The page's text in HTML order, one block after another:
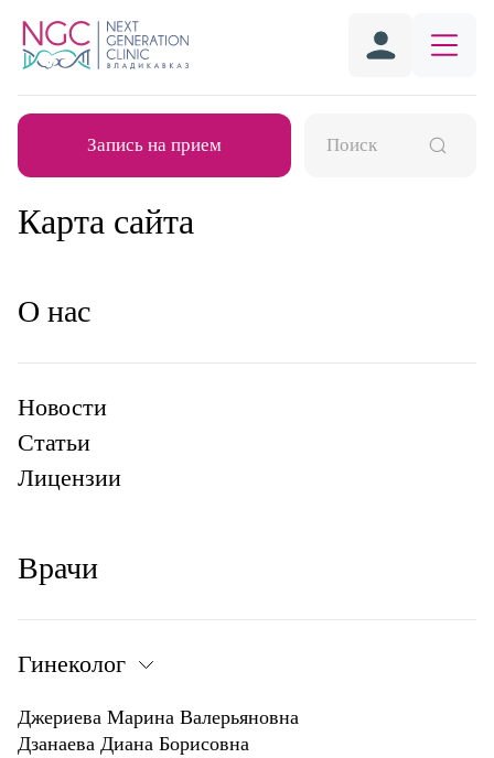
Запись на прием
Карта сайта
О нас
Новости
Статьи
Лицензии
Врачи
Гинеколог
Джериева Марина Валерьяновна
Дзанаева Диана Борисовна